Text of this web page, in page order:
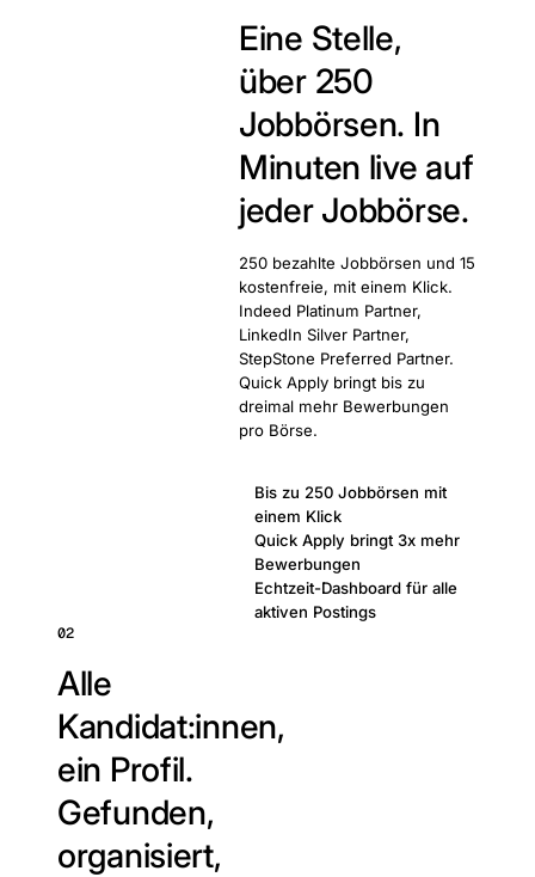
Eine Stelle,
über 250
Jobbörsen. In
Minuten live auf
jeder Jobbörse.
250 bezahlte Jobbörsen und 15
kostenfreie, mit einem Klick.
Indeed Platinum Partner,
LinkedIn Silver Partner,
StepStone Preferred Partner.
Quick Apply bringt bis zu
dreimal mehr Bewerbungen
pro Börse.
Bis zu 250 Jobbörsen mit
einem Klick
Quick Apply bringt 3x mehr
Bewerbungen
Echtzeit-Dashboard für alle
aktiven Postings
02
Alle
Kandidat:innen,
ein Profil.
Gefunden,
organisiert,